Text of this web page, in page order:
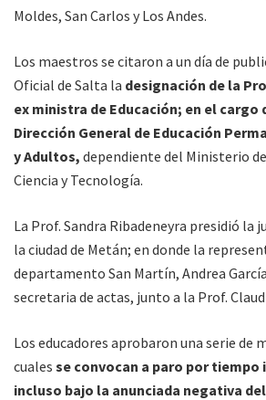
Moldes, San Carlos y Los Andes.
Los maestros se citaron a un día de
Oficial de Salta la designación de la
ex ministra de Educación; en el cargo
Dirección General de Educación
y Adultos, dependiente del Ministerio
Ciencia y Tecnología.
La Prof. Sandra Ribadeneyra presidió la
la ciudad de Metán; en donde la
departamento San Martín, Andrea
secretaria de actas, junto a la Prof.
Los educadores aprobaron una serie de
cuales se convocan a paro por
incluso bajo la anunciada negativa